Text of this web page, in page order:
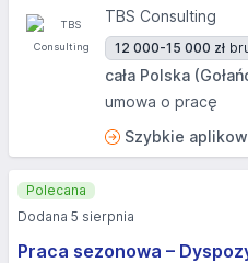
TBS Consulting
12 000-15 000 zł
cała Polska
umowa o pracę
Szybkie
Praca sezonowa –
Polecana
Dodana 5 sierpnia